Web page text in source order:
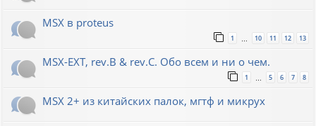
MSX в proteus
1 10 11 12 13
MSX-EXT, rev.B & rev.C. Обо всем и ни о чем.
1 5 6 7 8
MSX 2+ из китайских палок, мгтф и микрух